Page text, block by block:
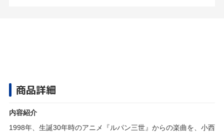
商品詳細
内容紹介
1998年、生誕30年時のアニメ『ルパン三世』からの楽曲を、小西